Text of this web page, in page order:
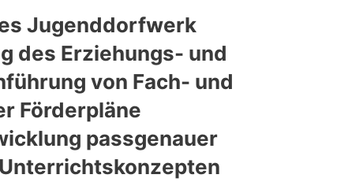
Jugenddorfwerk
des Erziehungs- und
von Fach- und
Förderpläne
passgenauer